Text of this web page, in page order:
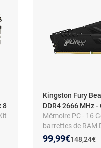
8
Kingston Fury
DDR4 2666 MHz
Mémoire PC - 16
barrettes de RAM
16 1.2V - (PC4-
Ancien
148,24€
Nouveau prix :
99,99€
Réduction de :